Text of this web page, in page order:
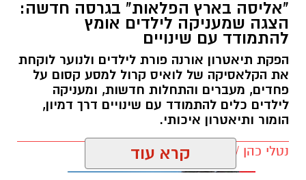
"אליסה בארץ הפלאות" בגרסה חדשה:
הצגה שמעניקה לילדים אומץ
להתמודד עם שינויים
הפקת תיאטרון אורנה פורת לילדים ולנוער לוקחת
את הקלאסיקה של לואיס קרול למסע קסום על
פחדים, מעברים והתחלות חדשות, ומעניקה
לילדים כלים להתמודד עם שינויים דרך דמיון,
הומור ותיאטרון איכותי.
נטלי כהן / 13:55 22.07.26 קרא עוד